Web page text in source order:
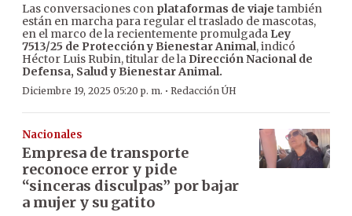
Las conversaciones con plataformas de viaje también
están en marcha para regular el traslado de mascotas,
en el marco de la recientemente promulgada Ley
7513/25 de Protección y Bienestar Animal, indicó
Héctor Luis Rubin, titular de la Dirección Nacional de
Defensa, Salud y Bienestar Animal.
Diciembre 19, 2025 05:20 p. m. · Redacción ÚH
Nacionales
Empresa de transporte
reconoce error y pide
“sinceras disculpas” por bajar
a mujer y su gatito